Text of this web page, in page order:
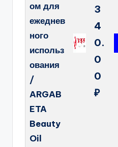
ом для
ежеднев
ного
использ
ования
/
ARGAB
ETA
Beauty
Oil
3
4
0.
0
0
₽